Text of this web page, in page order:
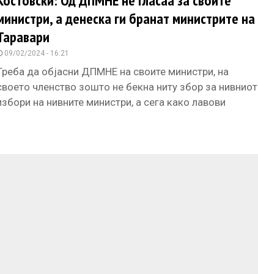
а денеска ги бранат министрите на
09/02/2024 - 16:21
да објасни ДПМНЕ на своите министри, на
членство зошто не бекна ниту збор за нивниот
на нивните министри, а сега како лавови